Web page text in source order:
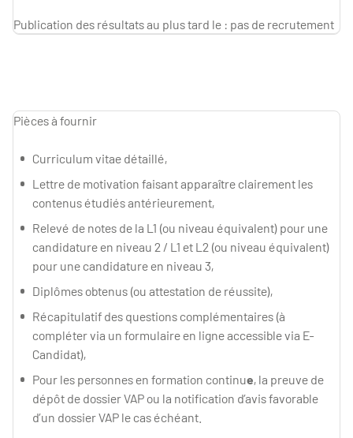
Publication des résultats au plus tard le : pas de recrutement
Pièces à fournir
Curriculum vitae détaillé,
Lettre de motivation faisant apparaître clairement les
contenus étudiés antérieurement,
Relevé de notes de la L1 (ou niveau équivalent) pour une
candidature en niveau 2 / L1 et L2 (ou niveau équivalent)
pour une candidature en niveau 3,
Diplômes obtenus (ou attestation de réussite),
Récapitulatif des questions complémentaires (à
compléter via un formulaire en ligne accessible via E-
Candidat),
Pour les personnes en formation continue, la preuve de
dépôt de dossier VAP ou la notification d’avis favorable
d’un dossier VAP le cas échéant.